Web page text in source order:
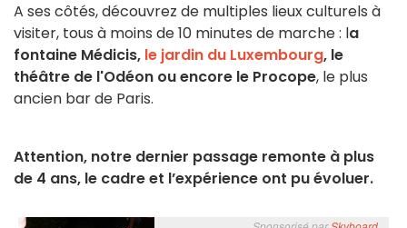
A ses côtés, découvrez de multiples lieux culturels à
visiter, tous à moins de 10 minutes de marche : la
fontaine Médicis, le jardin du Luxembourg, le
théâtre de l'Odéon ou encore le Procope, le plus
ancien bar de Paris.
Attention, notre dernier passage remonte à plus
de 4 ans, le cadre et l’expérience ont pu évoluer.